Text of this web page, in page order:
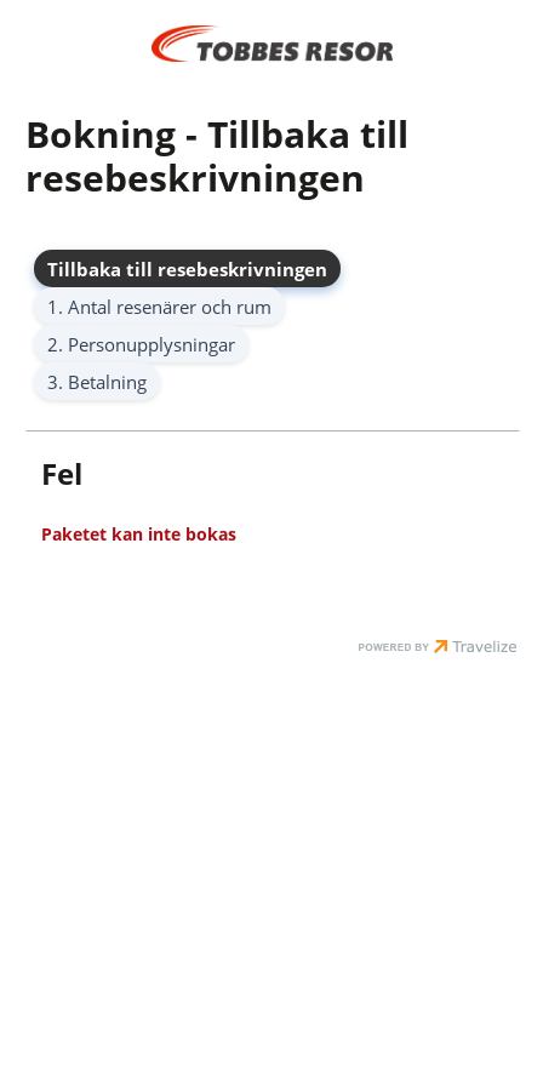
Bokning - Tillbaka till
resebeskrivningen
Tillbaka till resebeskrivningen
1. Antal resenärer och rum
2. Personupplysningar
3. Betalning
Fel
Paketet kan inte bokas